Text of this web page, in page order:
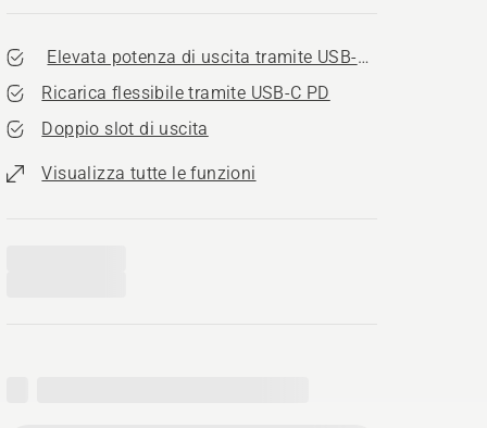
Elevata potenza di uscita tramite USB-C PD
Ricarica flessibile tramite USB-C PD
Doppio slot di uscita
Visualizza tutte le funzioni